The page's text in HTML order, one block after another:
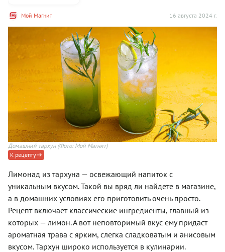
Мой Магнит 16 августа 2024 г.
Домашний тархун(Фото: Мой Магнит)
К рецепту
Лимонад из тархуна — освежающий напиток с
уникальным вкусом. Такой вы вряд ли найдете в магазине,
а в домашних условиях его приготовить очень просто.
Рецепт включает классические ингредиенты, главный из
которых — лимон. А вот неповторимый вкус ему придаст
ароматная трава с ярким, слегка сладковатым и анисовым
вкусом. Тархун широко используется в кулинарии.